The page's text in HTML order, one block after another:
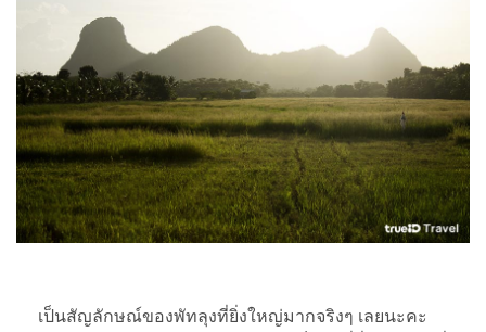
เป็นสัญลักษณ์ของพัทลุงที่ยิ่งใหญ่มากจริงๆ เลยนะคะ